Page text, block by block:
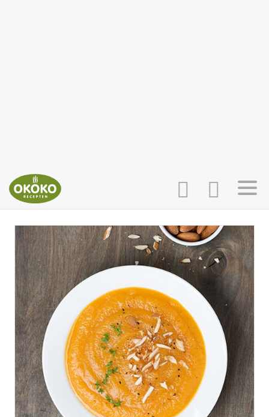
INLOGGEN
AANMELDEN
HOME
RECEPTEN
WEEKMENU'S
KOOKBOEKEN